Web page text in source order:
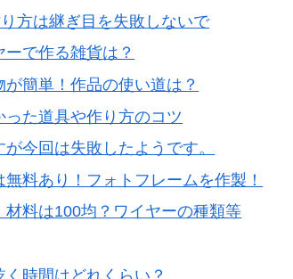
方は継ぎ目を失敗しないで
で作る雑貨は？
簡単！作品の使い道は？
た道具や作り方のコツ
今回は失敗したようです。
料あり！フォトフレームを作製！
料は100均？ワイヤーの種類等
時間はどれくらい？